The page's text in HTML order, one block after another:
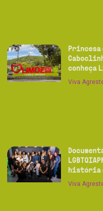
Princesa
conheça
Viva
história
Viva